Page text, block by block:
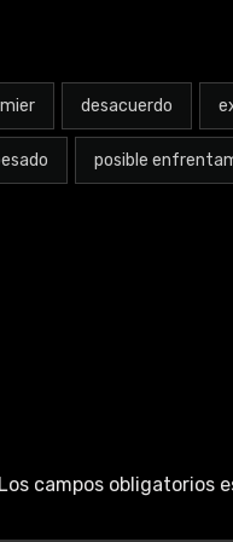
desacuerdo
posible
Los campos obligatorios